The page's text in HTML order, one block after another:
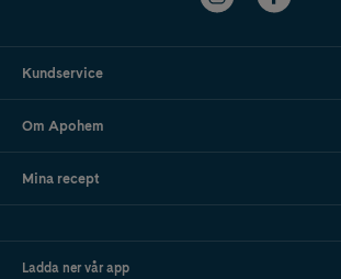
Kundservice
Om Apohem
Mina recept
Ladda ner vår app